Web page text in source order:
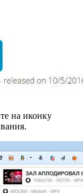
на иконку